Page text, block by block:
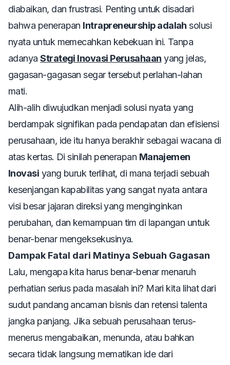
diabaikan, dan frustrasi. Penting untuk disadari
bahwa penerapan Intrapreneurship adalah solusi
nyata untuk memecahkan kebekuan ini. Tanpa
adanyaStrategi Inovasi Perusahaan yang jelas,
gagasan-gagasan segar tersebut perlahan-lahan
mati.
Alih-alih diwujudkan menjadi solusi nyata yang
berdampak signifikan pada pendapatan dan efisiensi
perusahaan, ide itu hanya berakhir sebagai wacana di
atas kertas. Di sinilah penerapan Manajemen
Inovasi yang buruk terlihat, di mana terjadi sebuah
kesenjangan kapabilitas yang sangat nyata antara
visi besar jajaran direksi yang menginginkan
perubahan, dan kemampuan tim di lapangan untuk
benar-benar mengeksekusinya.
Dampak Fatal dari Matinya Sebuah Gagasan
Lalu, mengapa kita harus benar-benar menaruh
perhatian serius pada masalah ini? Mari kita lihat dari
sudut pandang ancaman bisnis dan retensi talenta
jangka panjang. Jika sebuah perusahaan terus-
menerus mengabaikan, menunda, atau bahkan
secara tidak langsung mematikan ide dari